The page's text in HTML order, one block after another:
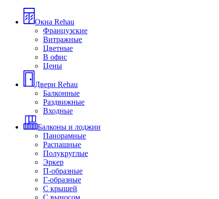
Окна Rehau
Французские
Витражные
Цветные
В офис
Цены
Двери Rehau
Балконные
Раздвижные
Входные
Балконы и лоджии
Панорамные
Распашные
Полукруглые
Эркер
П-образные
Г-образные
С крышей
С выносом